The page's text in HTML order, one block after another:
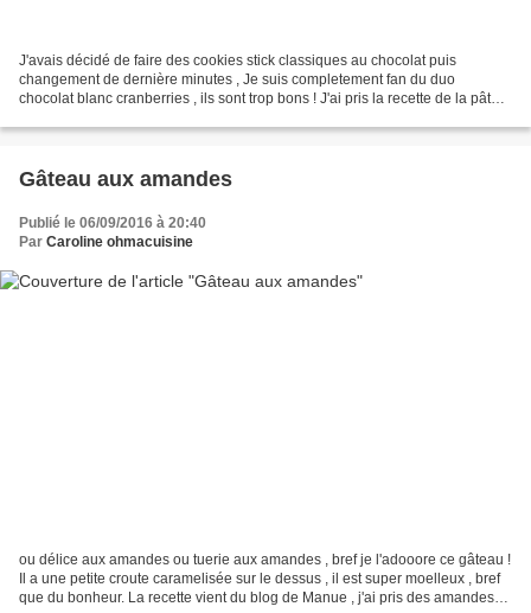
J'avais décidé de faire des cookies stick classiques au chocolat puis
changement de dernière minutes , Je suis completement fan du duo
chocolat blanc cranberries , ils sont trop bons ! J'ai pris la recette de la pâte
Gâteau aux amandes
Publié le 06/09/2016 à 20:40
Par Caroline ohmacuisine
ou délice aux amandes ou tuerie aux amandes , bref je l'adooore ce gâteau !
Il a une petite croute caramelisée sur le dessus , il est super moelleux , bref
que du bonheur. La recette vient du blog de Manue , j'ai pris des amandes